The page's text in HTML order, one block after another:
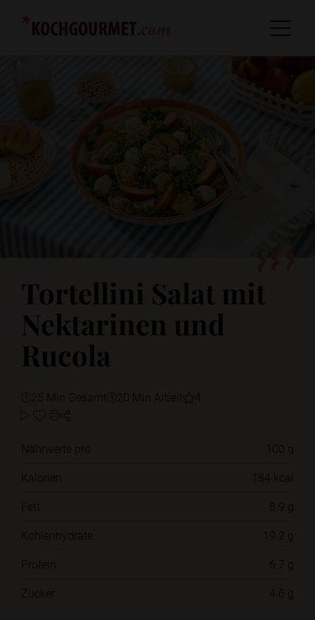
Tortellini Salat mit
Nektarinen und
Rucola
25 Min Gesamt 20 Min Arbeit 4
Nährwerte pro
100 g
Kalorien
184 kcal
Fett
8.9 g
Kohlenhydrate
19.2 g
Protein
6.7 g
Zucker
4.6 g